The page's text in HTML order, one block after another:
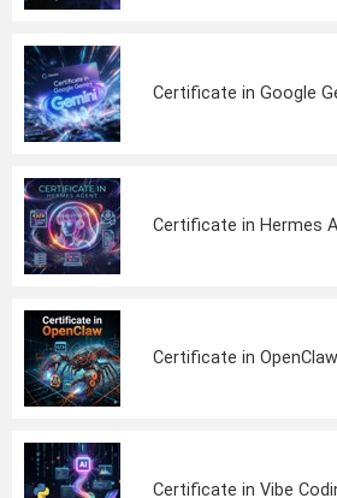
Certificate in Google
Certificate in Hermes
Certificate in OpenClaw
Certificate in Vibe